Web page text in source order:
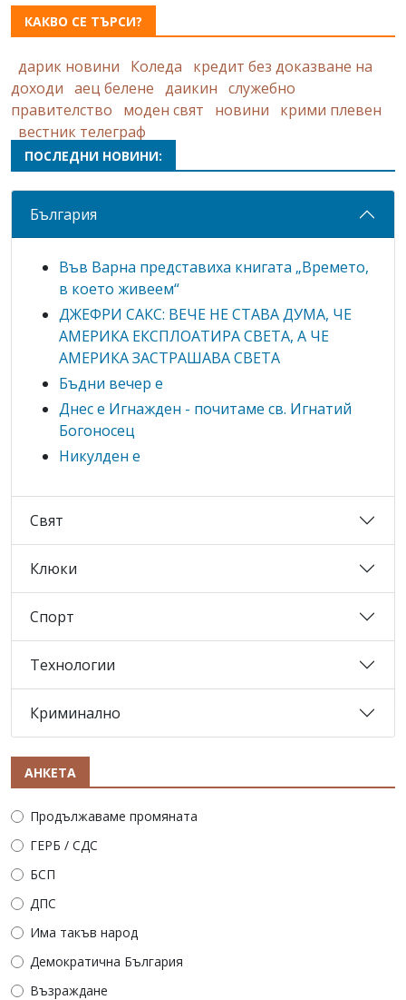
КАКВО СЕ ТЪРСИ?
дарик новини Коледа
кредит без доказване на
доходи аец белене даикин служебно
правителство
моден свят новини
крими плевен
вестник телеграф
ПОСЛЕДНИ НОВИНИ:
България
Във Варна представиха книгата „Времето,
в което живеем“
ДЖЕФРИ САКС: ВЕЧЕ НЕ СТАВА ДУМА, ЧЕ
АМЕРИКА ЕКСПЛОАТИРА СВЕТА, А ЧЕ
АМЕРИКА ЗАСТРАШАВА СВЕТА
Бъдни вечер е
Днес е Игнажден - почитаме св. Игнатий
Богоносец
Никулден е
Свят
Клюки
Спорт
Технологии
Криминално
АНКЕТА
Продължаваме промяната
ГЕРБ / СДС
БСП
ДПС
Има такъв народ
Демократична България
Възраждане